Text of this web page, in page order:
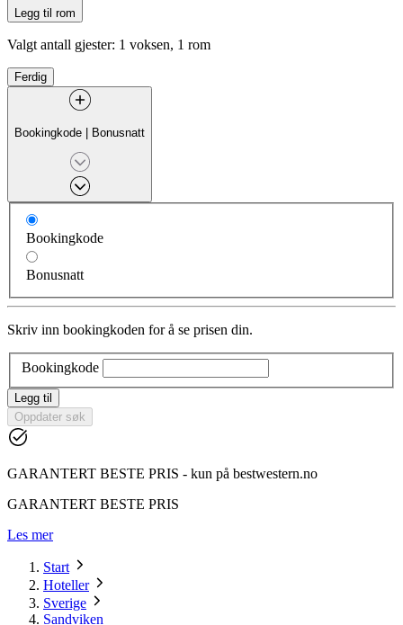
Legg til rom
Valgt antall gjester: 1 voksen, 1 rom
Ferdig
Bookingkode | Bonusnatt
Bookingkode
Bonusnatt
Skriv inn bookingkoden for å se prisen din.
Bookingkode
Legg til
Oppdater søk
GARANTERT BESTE PRIS - kun på bestwestern.no
GARANTERT BESTE PRIS
Les mer
Start
Hoteller
Sverige
Sandviken